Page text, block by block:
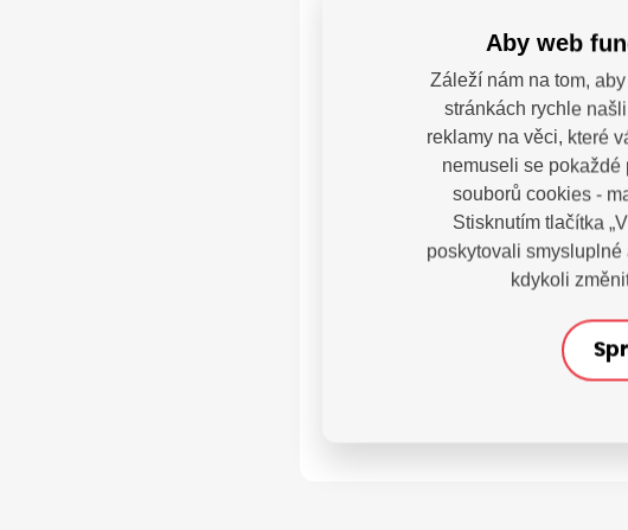
Máte
Kontaktujte nás
Aby web
Záleží nám na tom,
stránkách rychle
reklamy na věci, které
nemuseli se pokaždé
souborů cookies -
Stisknutím tlačítka
poskytovali
kdykoli